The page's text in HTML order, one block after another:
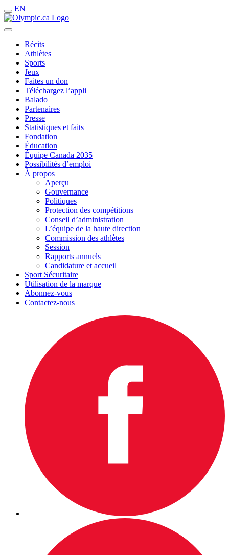
EN
Récits
Athlètes
Sports
Jeux
Faites un don
Téléchargez l’appli
Balado
Partenaires
Presse
Statistiques et faits
Fondation
Éducation
Équipe Canada 2035
Possibilités d’emploi
À propos
Aperçu
Gouvernance
Politiques
Protection des compétitions
Conseil d’administration
L’équipe de la haute direction
Commission des athlètes
Session
Rapports annuels
Candidature et accueil
Sport Sécuritaire
Utilisation de la marque
Abonnez-vous
Contactez-nous